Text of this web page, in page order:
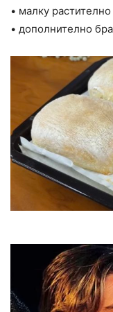
• малку
• дополнително